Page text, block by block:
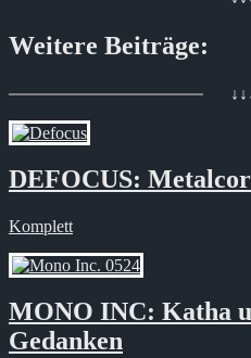
Weitere Beiträge:
DEFOCUS:
Komplett
MONO INC: Katha
Gedanken